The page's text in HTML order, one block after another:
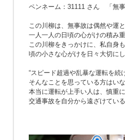
ペンネーム：31111 さん 「無
この川柳は、無事故は偶然や運と
一人一人の日頃の心がけの積み
この川柳をきっかけに、私自身
頃の小さな心がけを日々大切に
“スピード超過や乱暴な運転を続
そんなことを思っている方はい
本当に運転が上手い人は、慎重
交通事故を自分から遠ざけている